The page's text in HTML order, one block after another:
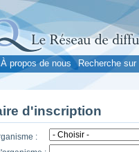
À propos de nous Recherche